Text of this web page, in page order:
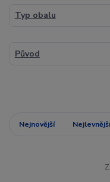
Typ obalu
Původ
Nejnovější Nejlevnější